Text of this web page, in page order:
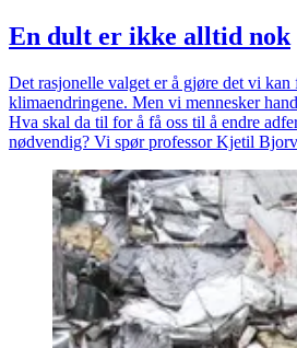
En dult er ikke alltid nok
Det rasjonelle valget er å gjøre det vi kan
klimaendringene. Men vi mennesker
Hva skal da til for å få oss til å endre
nødvendig? Vi spør professor Kjetil